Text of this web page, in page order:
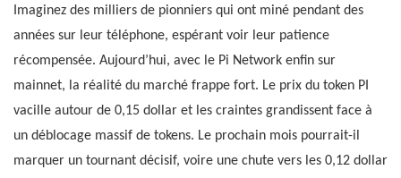
Imaginez des milliers de pionniers qui ont miné pendant des
années sur leur téléphone, espérant voir leur patience
récompensée. Aujourd’hui, avec le Pi Network enfin sur
mainnet, la réalité du marché frappe fort. Le prix du token PI
vacille autour de 0,15 dollar et les craintes grandissent face à
un déblocage massif de tokens. Le prochain mois pourrait-il
marquer un tournant décisif, voire une chute vers les 0,12 dollar